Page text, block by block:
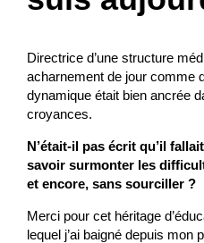
Directrice d’une structure
acharnement de jour comme
dynamique était bien ancrée
croyances.
N’était-il pas écrit qu’il
savoir surmonter les
et encore, sans sourciller ?
Merci pour cet héritage
lequel j’ai baigné depuis mon